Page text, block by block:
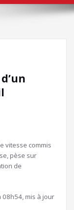
vitesse commis
pèse sur
de
08h54, mis à jour